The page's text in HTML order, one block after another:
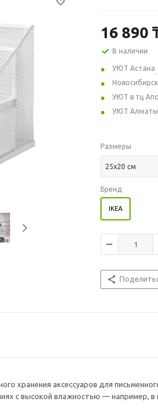
16 890
В наличии
УЮТ Астана
УЮТ в тц
УЮТ Алматы
Размеры
25x20 см
Бренд
IKEA
хранения аксессуаров для
с высокой влажностью — например, в